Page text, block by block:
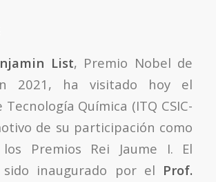
List, Premio Nobel de
2021, ha visitado hoy el
Química (ITQ CSIC-
de su participación como
Premios Rei Jaume I. El
inaugurado por el Prof.